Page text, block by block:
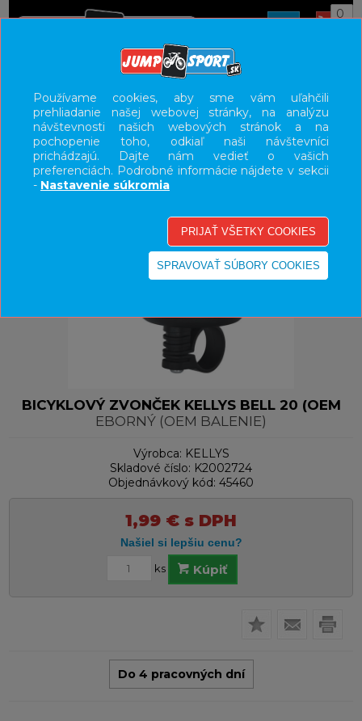
0
UŽÍVATEĽSKÝ PANEL
KATEGÓRIE
HLAVNÉ MENU
BICYKLOVÝ ZVONČEK KELLYS BELL 20 (OEM
EBORNÝ (OEM BALENIE)
Výrobca: KELLYS
Skladové číslo: K2002724
Objednávkový kód: 45460
1,99 € s DPH
ks Kúpiť
Do 4 pracovných dní
Používame cookies, aby sme vám uľahčili
prehliadanie našej webovej stránky, na analýzu
návštevnosti našich webových stránok a na
pochopenie toho, odkiaľ naši návštevníci
prichádzajú. Dajte nám vedieť o vašich
preferenciách. Podrobné informácie nájdete v sekcii
- Nastavenie súkromia